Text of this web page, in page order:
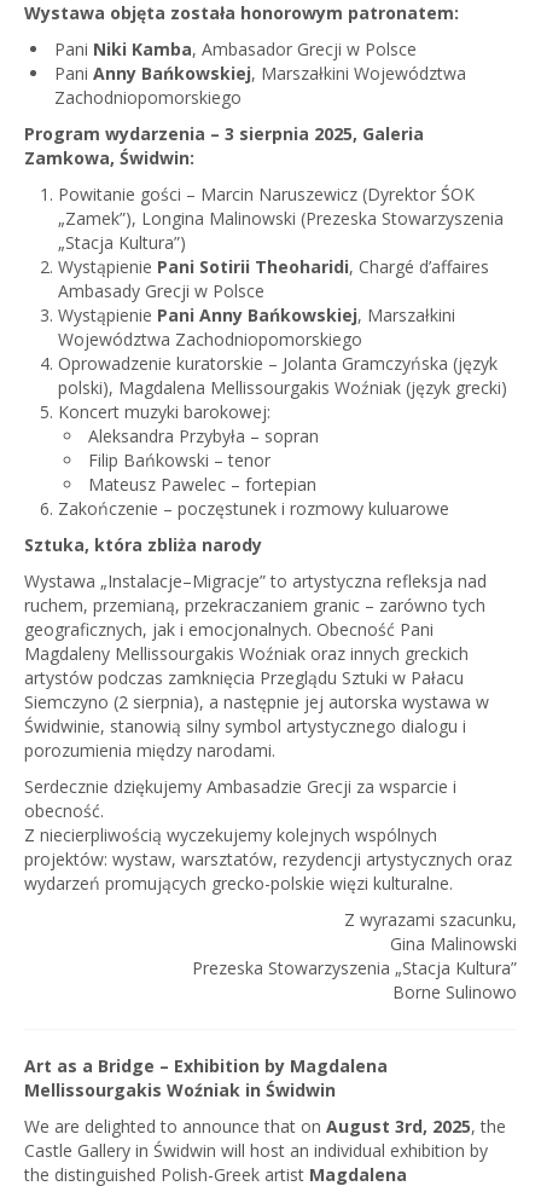
Wystawa objęta została honorowym patronatem:
Pani Niki Kamba, Ambasador Grecji w Polsce
Pani Anny Bańkowskiej, Marszałkini Województwa
Zachodniopomorskiego
Program wydarzenia – 3 sierpnia 2025, Galeria
Zamkowa, Świdwin:
Powitanie gości – Marcin Naruszewicz (Dyrektor ŚOK
„Zamek”), Longina Malinowski (Prezeska Stowarzyszenia
„Stacja Kultura”)
Wystąpienie Pani Sotirii Theoharidi, Chargé d’affaires
Ambasady Grecji w Polsce
Wystąpienie Pani Anny Bańkowskiej, Marszałkini
Województwa Zachodniopomorskiego
Oprowadzenie kuratorskie – Jolanta Gramczyńska (język
polski), Magdalena Mellissourgakis Woźniak (język grecki)
Koncert muzyki barokowej:
Aleksandra Przybyła – sopran
Filip Bańkowski – tenor
Mateusz Pawelec – fortepian
Zakończenie – poczęstunek i rozmowy kuluarowe
Sztuka, która zbliża narody
Wystawa „Instalacje–Migracje” to artystyczna refleksja nad
ruchem, przemianą, przekraczaniem granic – zarówno tych
geograficznych, jak i emocjonalnych. Obecność Pani
Magdaleny Mellissourgakis Woźniak oraz innych greckich
artystów podczas zamknięcia Przeglądu Sztuki w Pałacu
Siemczyno (2 sierpnia), a następnie jej autorska wystawa w
Świdwinie, stanowią silny symbol artystycznego dialogu i
porozumienia między narodami.
Serdecznie dziękujemy Ambasadzie Grecji za wsparcie i
obecność.
Z niecierpliwością wyczekujemy kolejnych wspólnych
projektów: wystaw, warsztatów, rezydencji artystycznych oraz
wydarzeń promujących grecko-polskie więzi kulturalne.
Z wyrazami szacunku,
Gina Malinowski
Prezeska Stowarzyszenia „Stacja Kultura”
Borne Sulinowo
Art as a Bridge – Exhibition by Magdalena
Mellissourgakis Woźniak in Świdwin
We are delighted to announce that on August 3rd, 2025, the
Castle Gallery in Świdwin will host an individual exhibition by
the distinguished Polish-Greek artist Magdalena